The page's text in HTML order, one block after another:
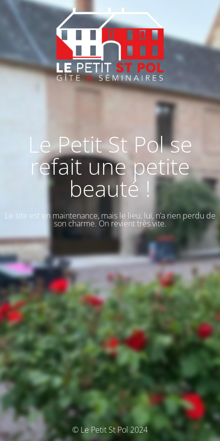
Le Petit St Pol se
refait une petite
beauté !
Le site est en maintenance, mais le lieu, lui, n’a rien perdu de
son charme. On revient très vite.
© Le Petit St Pol 2024